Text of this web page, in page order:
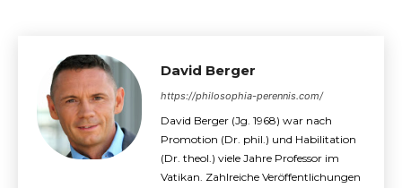
David Berger
https://philosophia-perennis.com/
David Berger (Jg. 1968) war nach
Promotion (Dr. phil.) und Habilitation
(Dr. theol.) viele Jahre Professor im
Vatikan. Zahlreiche Veröffentlichungen